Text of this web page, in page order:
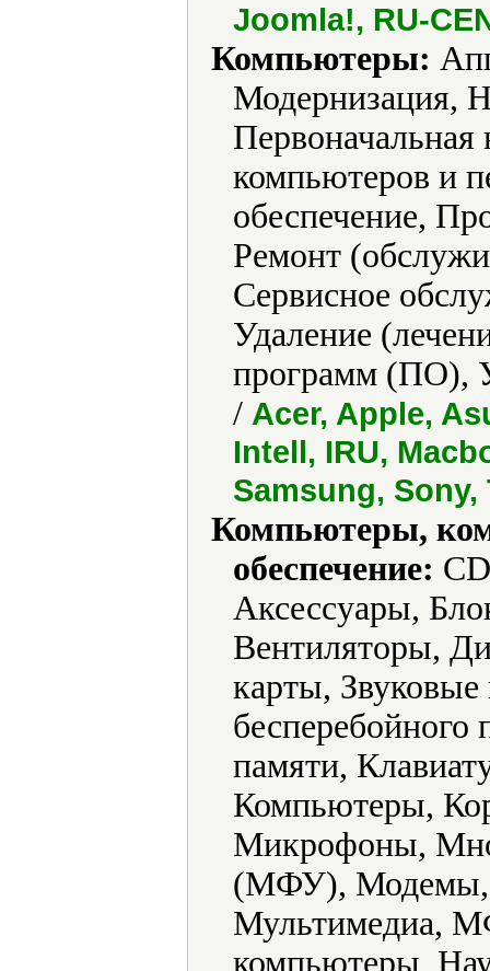
Joomla!, RU-
Компьютеры:
Модернизация,
компьютеров и
обеспечение,
Ремонт
Сервисное
Удаление
программ (ПО),
/ Acer, Apple,
Intell, IRU,
Samsung, Sony,
Компьютеры,
обеспечение:
Аксессуары,
Вентиляторы,
карты,
памяти,
Компьютеры,
Микрофоны,
(МФУ), Модемы,
Мультимедиа,
компьютеры,